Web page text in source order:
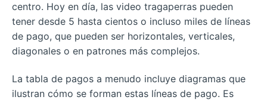
centro. Hoy en día, las video tragaperras pueden
tener desde 5 hasta cientos o incluso miles de líneas
de pago, que pueden ser horizontales, verticales,
diagonales o en patrones más complejos.
La tabla de pagos a menudo incluye diagramas que
ilustran cómo se forman estas líneas de pago. Es